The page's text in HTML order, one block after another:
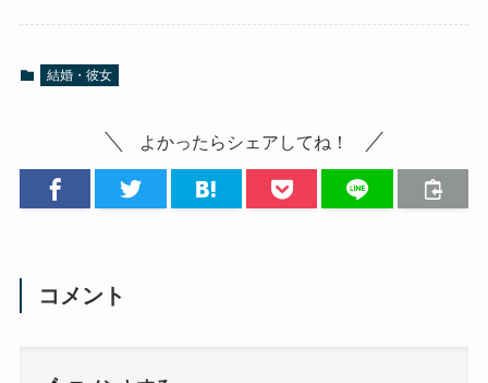
結婚・彼女
よかったらシェアしてね！
コメント